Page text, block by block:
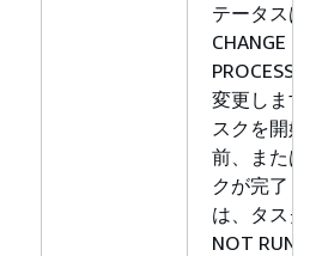
テータスは
CHANGE
変更します
スクを開始
前、または
クが完了し
は、タスク
NOT